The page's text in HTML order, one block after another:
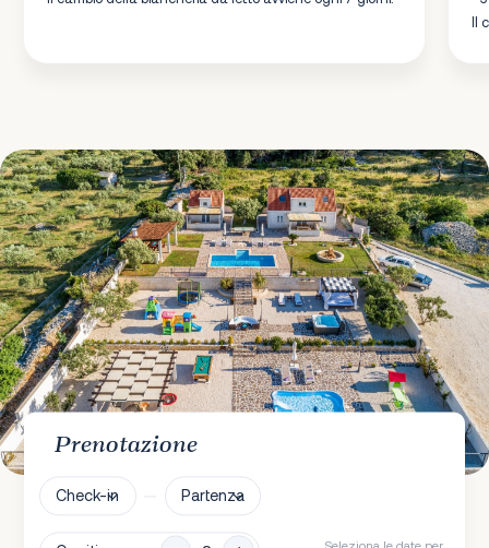
Il
Prenotazione
Check-in Partenza